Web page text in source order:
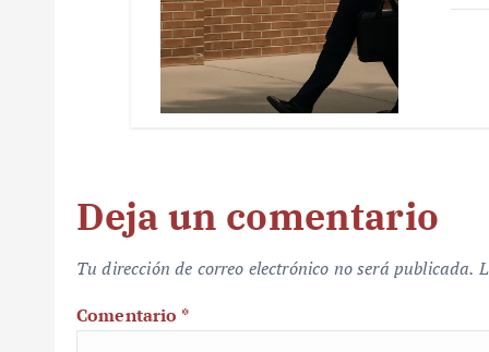
Deja un comentario
Tu dirección de correo electrónico no será publicada.
Comentario *